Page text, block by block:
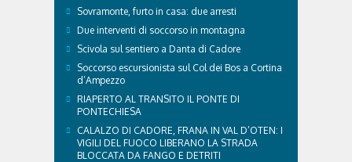
principali accorgimenti per aiutare i cani ad
affrontare il caldo in sicurezza e benessere...
Sovramonte, furto in casa: due arresti
Due interventi di soccorso in montagna
Scivola sul sentiero a Danta di Cadore
Soccorso escursionista sul Col dei Bos a Cortina
d’Ampezzo
RIAPERTO AL TRANSITO IL PONTE DI
PONTECHIESA
CALALZO DI CADORE, FRANA IN VAL D’OTEN: I
VIGILI DEL FUOCO LIBERANO LA STRADA
BLOCCATA DA FANGO E DETRITI